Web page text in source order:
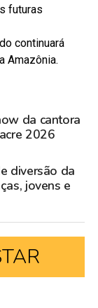
futuras
continuará
Amazônia.
da cantora
2026
diversão da
jovens e